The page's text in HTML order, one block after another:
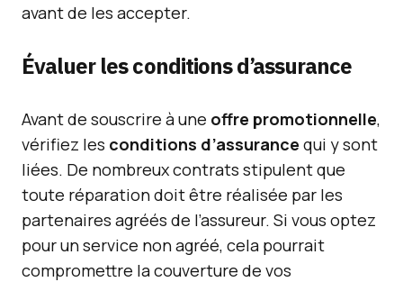
avant de les accepter.
Évaluer les conditions d’assurance
Avant de souscrire à une offre promotionnelle,
vérifiez les conditions d’assurance qui y sont
liées. De nombreux contrats stipulent que
toute réparation doit être réalisée par les
partenaires agréés de l’assureur. Si vous optez
pour un service non agréé, cela pourrait
compromettre la couverture de vos